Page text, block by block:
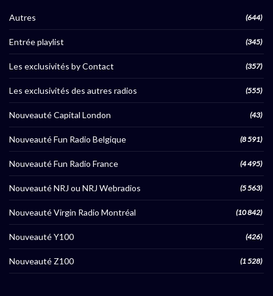
Autres (644)
Entrée playlist (345)
Les exclusivités by Contact (357)
Les exclusivités des autres radios (555)
Nouveauté Capital London (43)
Nouveauté Fun Radio Belgique (8 591)
Nouveauté Fun Radio France (4 495)
Nouveauté NRJ ou NRJ Webradios (5 563)
Nouveauté Virgin Radio Montréal (10 842)
Nouveauté Y100 (426)
Nouveauté Z100 (1 528)